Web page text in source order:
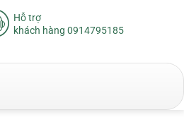
Hỗ trợ
khách hàng 0914795185